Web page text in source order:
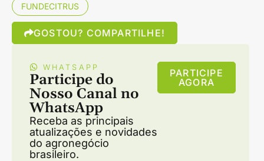
FUNDECITRUS
GOSTOU? COMPARTILHE!
WHATSAPP
Participe do
Nosso Canal no
WhatsApp
Receba as principais
atualizações e novidades
do agronegócio
brasileiro.
PARTICIPE
AGORA